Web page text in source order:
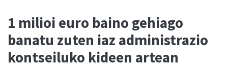
1 milioi euro baino gehiago
banatu zuten iaz administrazio
kontseiluko kideen artean